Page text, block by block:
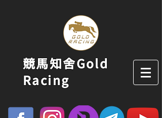
競馬知舍Gold
Racing